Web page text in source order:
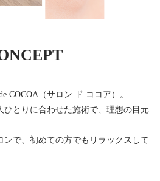
COCOA（サロン ド ココア）。
ひとりに合わせた施術で、理想の目元
ンで、初めての方でもリラックスして